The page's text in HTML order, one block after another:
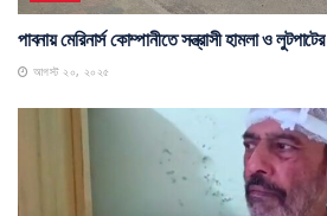
পাবনায় মেরিনার্স কোম্পানীতে সন্ত্রাসী হামলা ও
আগস্ট ২০, ২০২৫